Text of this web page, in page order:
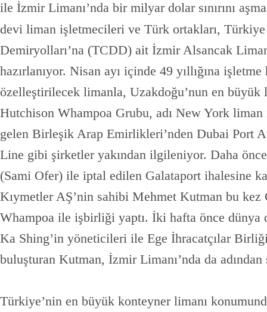
ile İzmir Limanı’nda bir milyar dolar sınırını
devi liman işletmecileri ve Türk ortakları,
Demiryolları’na (TCDD) ait İzmir Alsancak
hazırlanıyor. Nisan ayı içinde 49 yıllığına
özelleştirilecek limanla, Uzakdoğu’nun en
Hutchison Whampoa Grubu, adı New York
gelen Birleşik Arap Emirlikleri’nden Dubai Port
Line gibi şirketler yakından ilgileniyor. Daha
(Sami Ofer) ile iptal edilen Galataport ihalesine
Kıymetler AŞ’nin sahibi Mehmet Kutman bu
Whampoa ile işbirliği yaptı. İki hafta önce
Ka Shing’in yöneticileri ile Ege İhracatçılar
buluşturan Kutman, İzmir Limanı’nda da
Türkiye’nin en büyük konteyner limanı